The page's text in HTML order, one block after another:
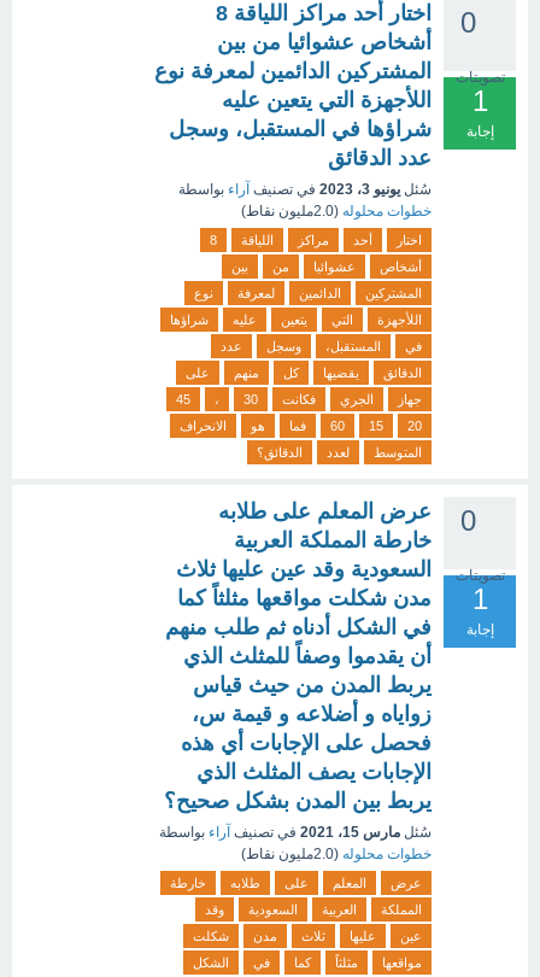
0
تصويتات
1
إجابة
اختار أحد مراكز اللياقة 8
أشخاص عشوائيا من بين
المشتركين الدائمين لمعرفة نوع
اللأجهزة التي يتعين عليه
شراؤها في المستقبل، وسجل
عدد الدقائق
سُئل يونيو 3، 2023 في تصنيف آراء بواسطة
خطوات محلوله (2.0مليون نقاط)
اختار أحد مراكز اللياقة
8
أشخاص
عشوائيا من
بين
المشتركين
الدائمين لمعرفة
نوع
اللأجهزة
التي يتعين عليه
شراؤها
في
المستقبل، وسجل
عدد
الدقائق
يقضيها كل منهم
على
جهاز
الجري فكانت 30 ،
45
20
15
60 فما هو
الانحراف
المتوسط
لعدد الدقائق؟
0
تصويتات
1
إجابة
عرض المعلم على طلابه
خارطة المملكة العربية
السعودية وقد عين عليها ثلاث
مدن شكلت مواقعها مثلثاً كما
في الشكل أدناه ثم طلب منهم
أن يقدموا وصفاً للمثلث الذي
يربط المدن من حيث قياس
زواياه و أضلاعه و قيمة س،
فحصل على الإجابات أي هذه
الإجابات يصف المثلث الذي
يربط بين المدن بشكل صحيح؟
سُئل مارس 15، 2021 في تصنيف آراء بواسطة
خطوات محلوله (2.0مليون نقاط)
عرض المعلم على طلابه
خارطة
المملكة
العربية السعودية
وقد
عين
عليها ثلاث مدن
شكلت
مواقعها
مثلثاً كما في الشكل